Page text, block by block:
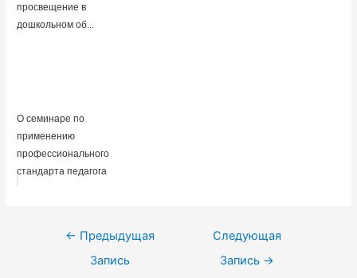
просвещение в
дошкольном об...
О семинаре по
применению
профессионального
стандарта педагога
Навигация
← Предыдущая
Запись
Следующая
Запись →